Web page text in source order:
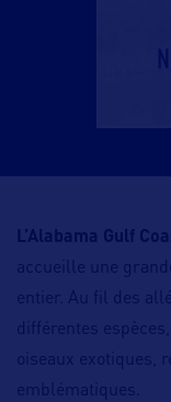
L’Alabama Gulf
accueille une
entier. Au fil des
différentes
oiseaux exotiques,
emblématiques.